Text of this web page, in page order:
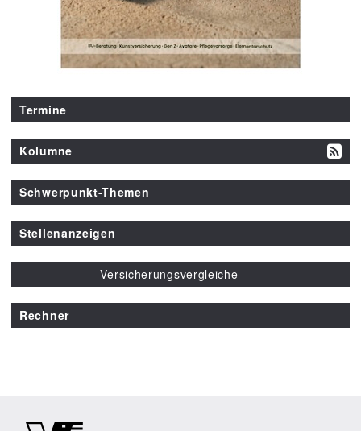
Termine
Kolumne
Schwerpunkt-Themen
Stellenanzeigen
Versicherungsvergleiche
Rechner